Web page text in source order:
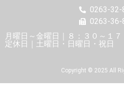
0263-32-
0263-36-
月曜日～金曜日｜８：３０～１７
定休日｜土曜日・日曜日・祝日
Copyright © 2025 All